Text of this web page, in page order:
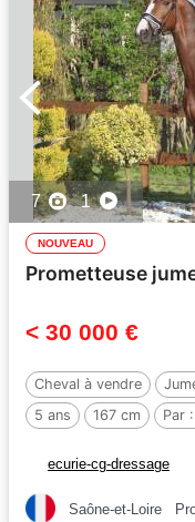
7 1
NOUVEAU
Prometteuse
< 30 000 €
Cheval à vendre
5 ans
167 cm Par :
ecurie-cg-dressage
Saône-et-Loire